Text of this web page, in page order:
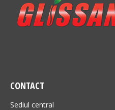
CONTACT
Sediul central